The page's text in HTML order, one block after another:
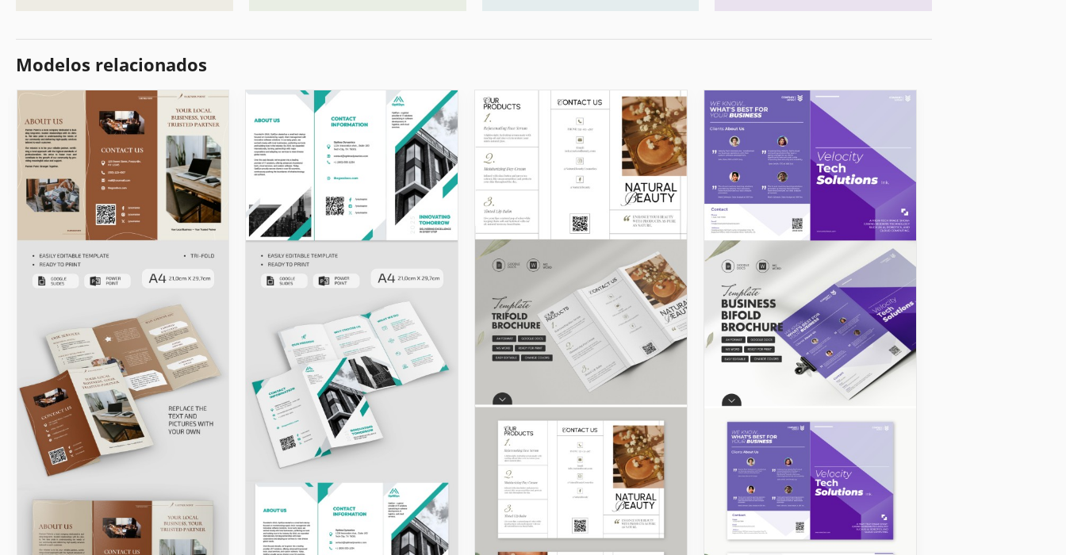
Modelos relacionados